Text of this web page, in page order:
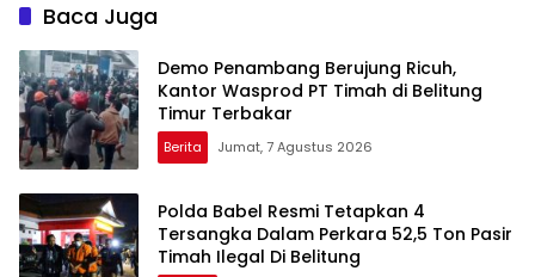
Baca Juga
Demo Penambang Berujung Ricuh,
Kantor Wasprod PT Timah di Belitung
Timur Terbakar
Berita Jumat, 7 Agustus 2026
Polda Babel Resmi Tetapkan 4
Tersangka Dalam Perkara 52,5 Ton Pasir
Timah Ilegal Di Belitung